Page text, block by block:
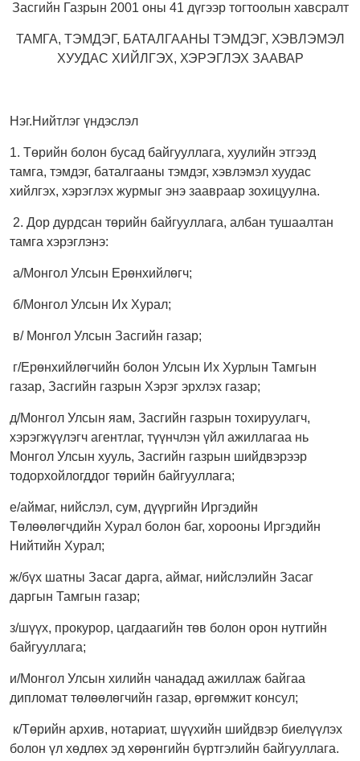
Засгийн Газрын 2001 оны 41 дүгээр тогтоолын хавсралт
ТАМГА, ТЭМДЭГ, БАТАЛГААНЫ ТЭМДЭГ, ХЭВЛЭМЭЛ
ХУУДАС ХИЙЛГЭХ, ХЭРЭГЛЭХ ЗААВАР
Нэг.Нийтлэг үндэслэл
1. Төрийн болон бусад байгууллага, хуулийн этгээд
тамга, тэмдэг, баталгааны тэмдэг, хэвлэмэл хуудас
хийлгэх, хэрэглэх журмыг энэ заавраар зохицуулна.
2. Дор дурдсан төрийн байгууллага, албан тушаалтан
тамга хэрэглэнэ:
а/Монгол Улсын Ерөнхийлөгч;
б/Монгол Улсын Их Хурал;
в/ Монгол Улсын Засгийн газар;
г/Ерөнхийлөгчийн болон Улсын Их Хурлын Тамгын
газар, Засгийн газрын Хэрэг эрхлэх газар;
д/Монгол Улсын яам, Засгийн газрын тохируулагч,
хэрэгжүүлэгч агентлаг, түүнчлэн үйл ажиллагаа нь
Монгол Улсын хууль, Засгийн газрын шийдвэрээр
тодорхойлогддог төрийн байгууллага;
е/аймаг, нийслэл, сум, дүүргийн Иргэдийн
Төлөөлөгчдийн Хурал болон баг, хорооны Иргэдийн
Нийтийн Хурал;
ж/бүх шатны Засаг дарга, аймаг, нийслэлийн Засаг
даргын Тамгын газар;
з/шүүх, прокурор, цагдаагийн төв болон орон нутгийн
байгууллага;
и/Монгол Улсын хилийн чанадад ажиллаж байгаа
дипломат төлөөлөгчийн газар, өргөмжит консул;
к/Төрийн архив, нотариат, шүүхийн шийдвэр биелүүлэх
болон үл хөдлөх эд хөрөнгийн бүртгэлийн байгууллага.